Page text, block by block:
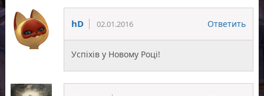
hD 02.01.2016 Ответить
Успіхів у Новому Році!